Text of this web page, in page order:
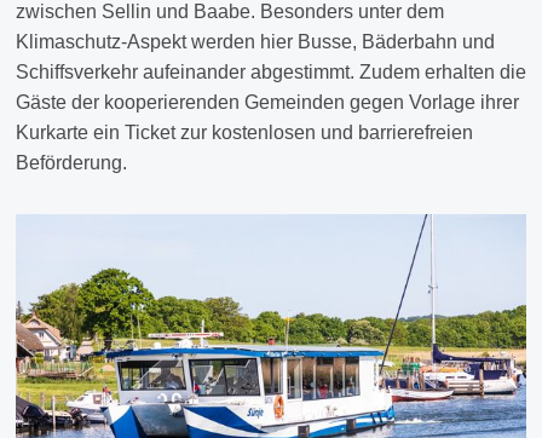
zwischen Sellin und Baabe. Besonders unter dem
Klimaschutz-Aspekt werden hier Busse, Bäderbahn und
Schiffsverkehr aufeinander abgestimmt. Zudem erhalten die
Gäste der kooperierenden Gemeinden gegen Vorlage ihrer
Kurkarte ein Ticket zur kostenlosen und barrierefreien
Beförderung.